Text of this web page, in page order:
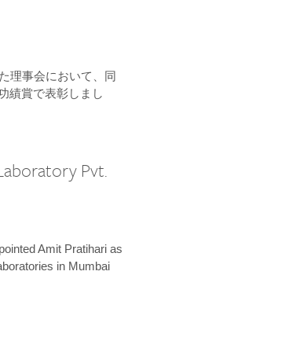
理事会において、同
績賞で表彰しまし
Pvt.
Amit Pratihari as
in Mumbai